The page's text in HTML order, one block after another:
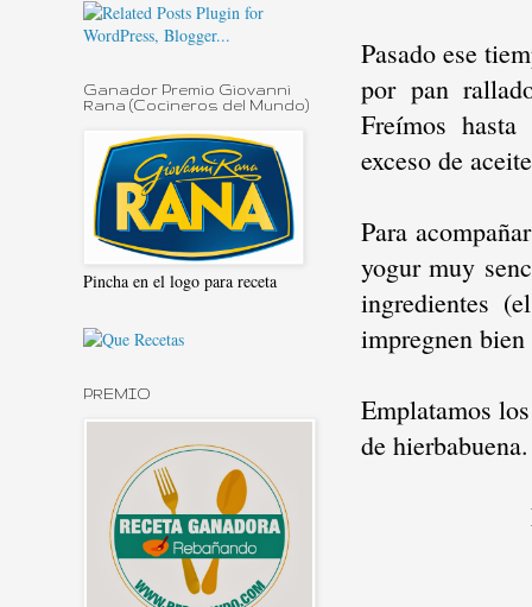
Pasado ese
por pan
Freímos
exceso de
Para
yogur muy
ingredientes
impregnen
Emplatamos
de
Ganador Premio Giovanni
Rana (Cocineros del Mundo)
Pincha en el logo para receta
PREMIO